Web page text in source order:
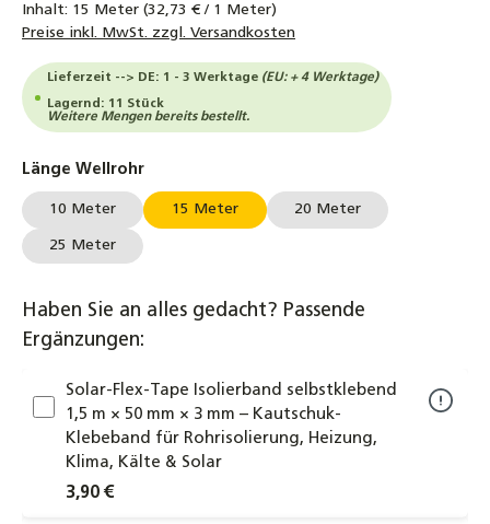
Inhalt: 15 Meter (32,73 € / 1 Meter)
Preise inkl. MwSt. zzgl. Versandkosten
Lieferzeit --> DE: 1 - 3 Werktage (EU: + 4 Werktage)
Lagernd: 11 Stück
Weitere Mengen bereits bestellt.
Länge Wellrohrauswählen
10 Meter 15 Meter 20 Meter
25 Meter
Haben Sie an alles gedacht? Passende
Ergänzungen:
Solar-Flex-Tape Isolierband selbstklebend
1,5 m × 50 mm × 3 mm – Kautschuk-
Klebeband für Rohrisolierung, Heizung,
Klima, Kälte & Solar
3,90 €